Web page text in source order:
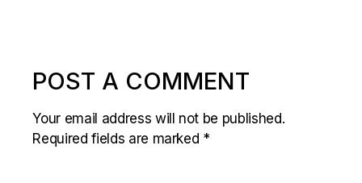
POST A COMMENT
Your email address will not be published.
Required fields are marked *